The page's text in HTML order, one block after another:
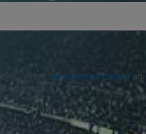
unsere Datenschutzrichtlinie
abmelden.